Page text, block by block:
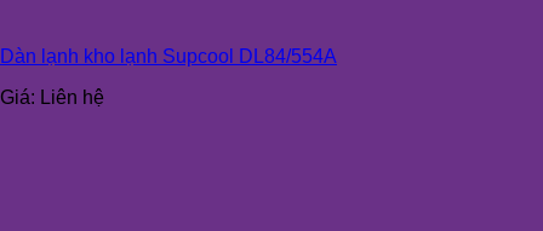
Dàn lạnh kho lạnh Supcool DL84/554A
Giá: Liên hệ